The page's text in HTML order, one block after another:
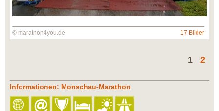
© marathon4you.de 17 Bilder
1 2
Informationen: Monschau-Marathon